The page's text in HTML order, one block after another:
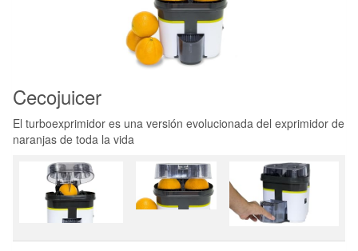
Cecojuicer
El turboexprimidor es una versión evolucionada del exprimidor de
naranjas de toda la vida